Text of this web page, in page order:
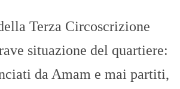
Terza Circoscrizione
situazione del quartiere:
da Amam e mai partiti,